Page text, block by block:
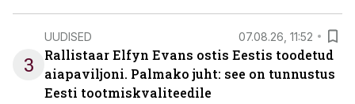
3
UUDISED 07.08.26, 11:52
Rallistaar Elfyn Evans ostis Eestis toodetud
aiapaviljoni. Palmako juht: see on tunnustus
Eesti tootmiskvaliteedile